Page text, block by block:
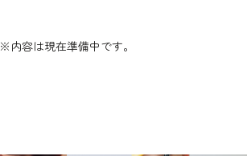
※内容は現在準備中です。